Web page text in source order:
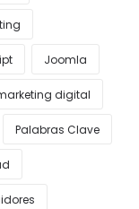
Joomla
digital
Palabras Clave